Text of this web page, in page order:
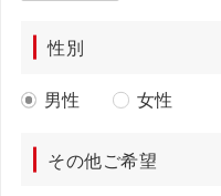
性別
男性 女性
その他ご希望